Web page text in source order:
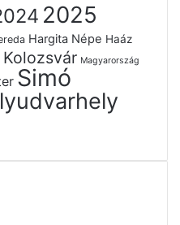
2025
Hargita Népe Haáz
Kolozsvár Magyarország
Simó